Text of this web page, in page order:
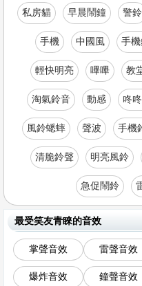
私房貓 早晨鬧鐘 警鈴
手機 中國風 手
輕快明亮 嗶嗶 教
淘氣鈴音 動感 咚
風鈴蟋蟀 聲波 手機
清脆鈴聲 明亮風鈴
急促鬧鈴
最受笑友青睞的音效
掌聲音效 雷聲音效
爆炸音效 鐘聲音效